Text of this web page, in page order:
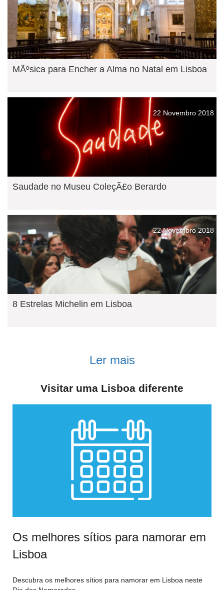
MÃºsica para Encher a Alma no Natal em Lisboa
22 Novembro 2018
Saudade no Museu ColeçÃ£o Berardo
22 Novembro 2018
8 Estrelas Michelin em Lisboa
Ler mais
Visitar uma Lisboa diferente
Os melhores sítios para namorar em
Lisboa
Descubra os melhores sítios para namorar em Lisboa neste